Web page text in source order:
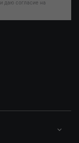
и даю согласие на